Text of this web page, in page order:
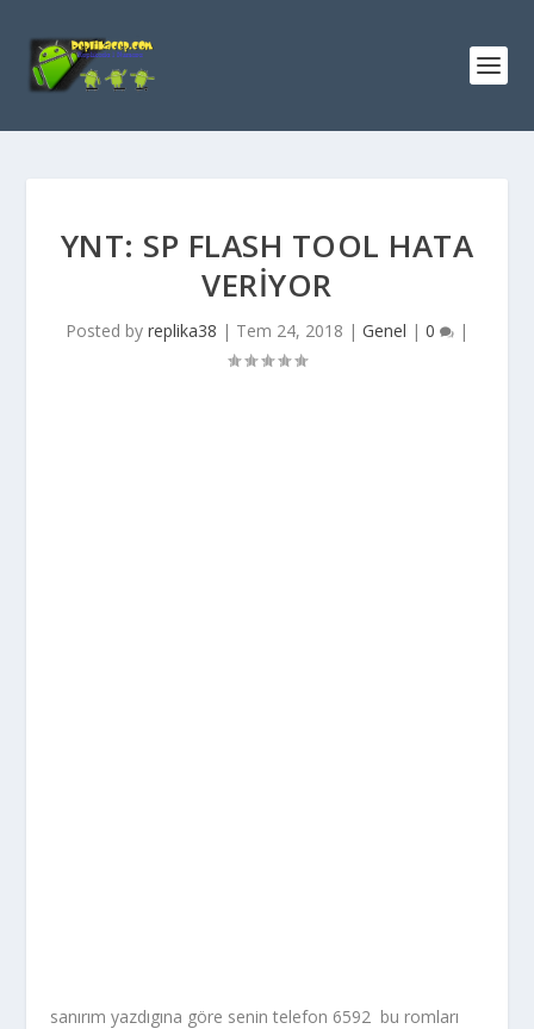
YNT: SP FLASH TOOL HATA
VERIYOR
Posted by replika38 | Tem 24, 2018 | Genel | 0 |
sanırım yazdıgına göre senin telefon 6592 bu romları